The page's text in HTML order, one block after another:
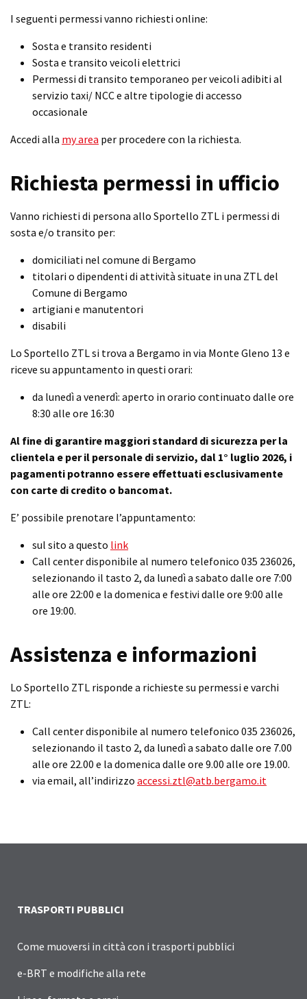
I seguenti permessi vanno richiesti online:
Sosta e transito residenti
Sosta e transito veicoli elettrici
Permessi di transito temporaneo per veicoli adibiti al
servizio taxi/ NCC e altre tipologie di accesso
occasionale
Accedi alla my area per procedere con la richiesta.
Richiesta permessi in ufficio
Vanno richiesti di persona allo Sportello ZTL i permessi di
sosta e/o transito per:
domiciliati nel comune di Bergamo
titolari o dipendenti di attività situate in una ZTL del
Comune di Bergamo
artigiani e manutentori
disabili
Lo Sportello ZTL si trova a Bergamo in via Monte Gleno 13 e
riceve su appuntamento in questi orari:
da lunedì a venerdì: aperto in orario continuato dalle ore
8:30 alle ore 16:30
Al fine di garantire maggiori standard di sicurezza per la
clientela e per il personale di servizio, dal 1° luglio 2026, i
pagamenti potranno essere effettuati esclusivamente
con carte di credito o bancomat.
E’ possibile prenotare l’appuntamento:
sul sito a questo link
Call center disponibile al numero telefonico 035 236026,
selezionando il tasto 2, da lunedì a sabato dalle ore 7:00
alle ore 22:00 e la domenica e festivi dalle ore 9:00 alle
ore 19:00.
Assistenza e informazioni
Lo Sportello ZTL risponde a richieste su permessi e varchi
ZTL:
Call center disponibile al numero telefonico 035 236026,
selezionando il tasto 2, da lunedì a sabato dalle ore 7.00
alle ore 22.00 e la domenica dalle ore 9.00 alle ore 19.00.
via email, all’indirizzo accessi.ztl@atb.bergamo.it
TRASPORTI PUBBLICI
Come muoversi in città con i trasporti pubblici
e-BRT e modifiche alla rete